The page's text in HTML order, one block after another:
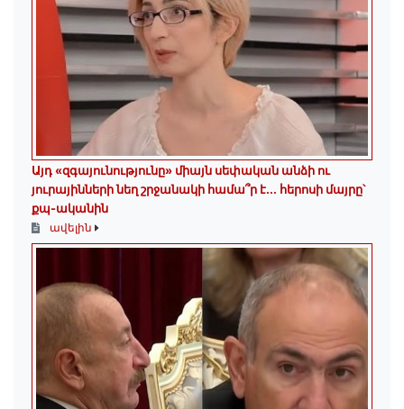
Այդ «զգայունությունը» միայն սեփական անձի ու
յուրայինների նեղ շրջանակի համա՞ր է․․․ հերոսի մայրը՝
քպ-ականին
ավելին